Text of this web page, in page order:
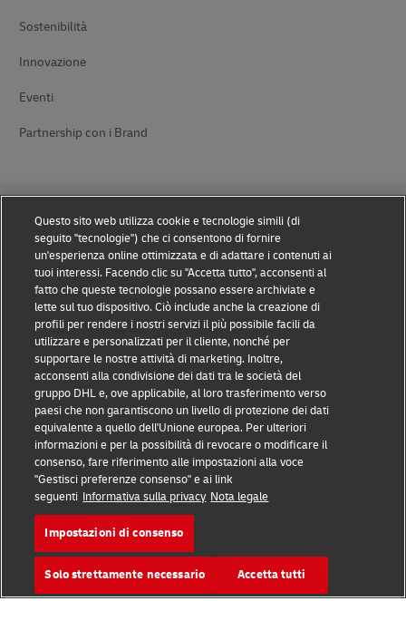
Sostenibilità
Innovazione
Eventi
Partnership con i Brand
Prevenzione delle frodi
Nota legale
Condizioni d’uso
Informativa sulla privacy
Altre informazioni
Cookie
Seguici
Questo sito web utilizza cookie e tecnologie simili (di
seguito "tecnologie") che ci consentono di fornire
un'esperienza online ottimizzata e di adattare i contenuti ai
tuoi interessi. Facendo clic su "Accetta tutto", acconsenti al
fatto che queste tecnologie possano essere archiviate e
lette sul tuo dispositivo. Ciò include anche la creazione di
profili per rendere i nostri servizi il più possibile facili da
utilizzare e personalizzati per il cliente, nonché per
supportare le nostre attività di marketing. Inoltre,
acconsenti alla condivisione dei dati tra le società del
gruppo DHL e, ove applicabile, al loro trasferimento verso
paesi che non garantiscono un livello di protezione dei dati
equivalente a quello dell'Unione europea. Per ulteriori
informazioni e per la possibilità di revocare o modificare il
consenso, fare riferimento alle impostazioni alla voce
"Gestisci preferenze consenso" e ai link
seguenti Informativa sulla privacy Nota legale
Impostazioni di consenso
Solo strettamente necessario Accetta tutti